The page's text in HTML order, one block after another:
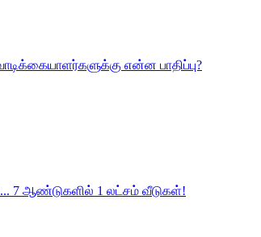
என்ன பாதிப்பு?
7 ஆண்டுகளில் 1 லட்சம் வீடுகள்!